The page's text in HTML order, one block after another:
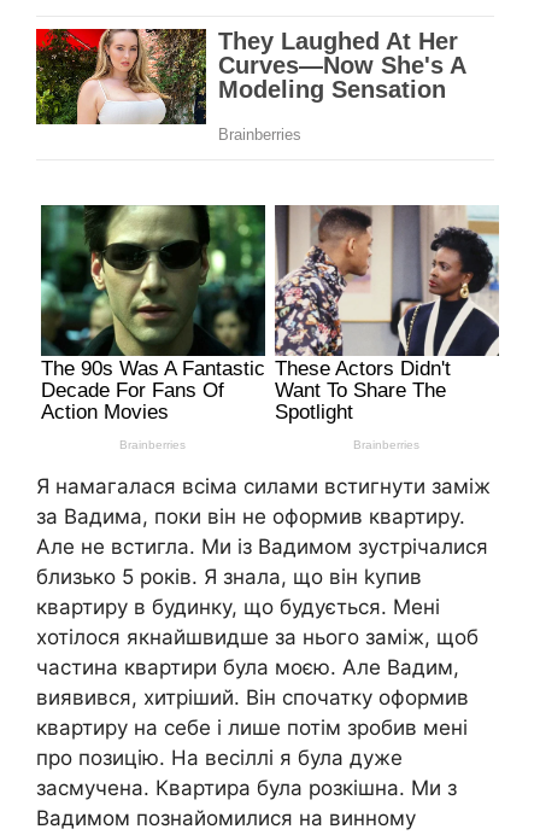
Я намагалася всіма силами встигнути заміж
за Вадима, поки він не оформив квартиру.
Але не встигла. Ми із Вадимом зустрічалися
близько 5 років. Я знала, що він kупив
квартиру в будинку, що будується. Мені
хотілося якнайшвидше за нього заміж, щоб
частина квартири була моєю. Але Вадим,
виявився, хитріший. Він спочатку оформив
квартиру на себе і лише потім зробив мені
про позицію. На весіллі я була дуже
засмучена. Квартира була розкішна. Ми з
Вадимом познайомилися на винному